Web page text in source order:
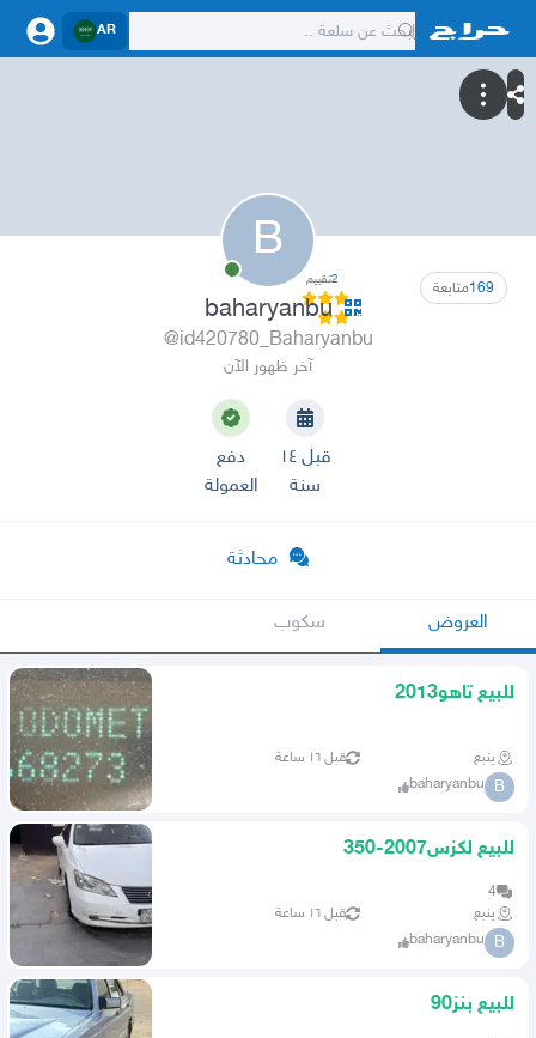
AR
B
169متابعة 2تقييم
baharyanbu
@id420780_Baharyanbu
آخر ظهور الآن
قبل ١٤
سنة
دفع
العمولة
محادثة
العروض سكوب
للبيع تاهو2013
ينبع قبل ١٦ ساعة
B
baharyanbu
للبيع لكزس2007-350
4
ينبع
قبل ١٦ ساعة
B
baharyanbu
للبيع بنز90